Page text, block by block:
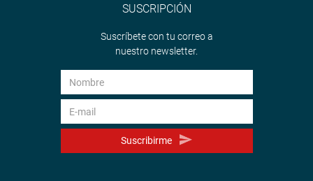
SUSCRIPCIÓN
Suscríbete con tu correo a
nuestro newsletter.
Suscribirme